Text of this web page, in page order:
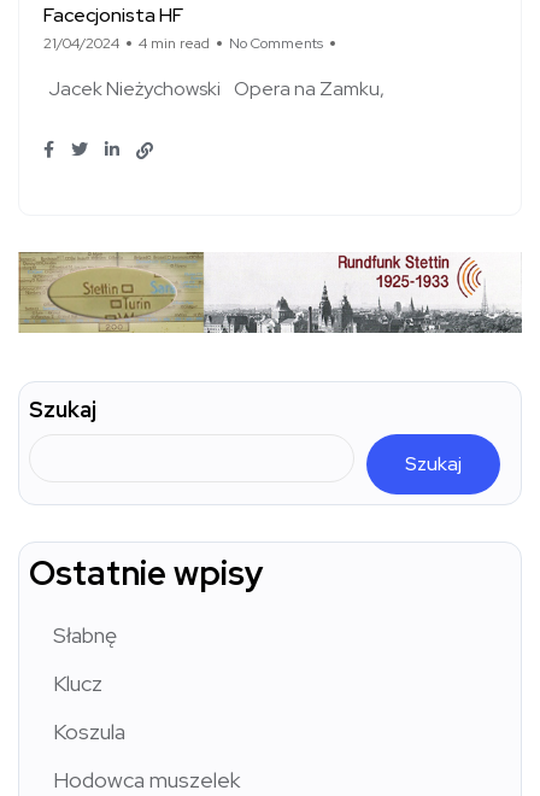
Facecjonista HF
21/04/2024 4 min read No Comments
Jacek Nieżychowski Opera na Zamku
Szukaj
Szukaj
Ostatnie wpisy
Słabnę
Klucz
Koszula
Hodowca muszelek